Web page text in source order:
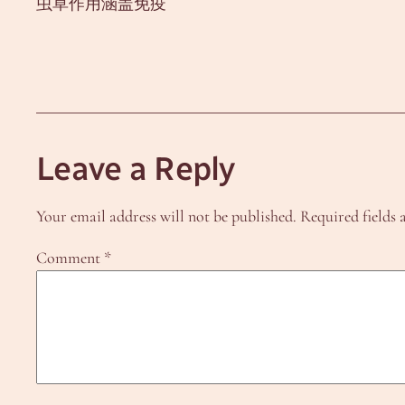
Leave a Reply
Your email address will not be published. Required fields
Comment *